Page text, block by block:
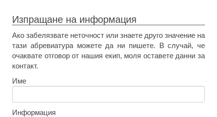
Изпращане на информация
Ако забелязвате неточност или знаете друго значение на
тази абревиатура можете да ни пишете. В случай, че
очаквате отговор от нашия екип, моля оставете данни за
контакт.
Име
Информация